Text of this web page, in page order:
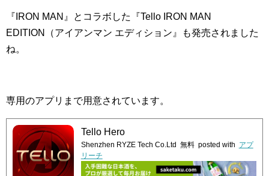
『IRON MAN』とコラボした『Tello IRON MAN
EDITION（アイアンマン エディション』も発売されました
ね。
専用のアプリまで用意されています。
Tello Hero
Shenzhen RYZE Tech Co.Ltd 無料 posted with アプ
リーチ